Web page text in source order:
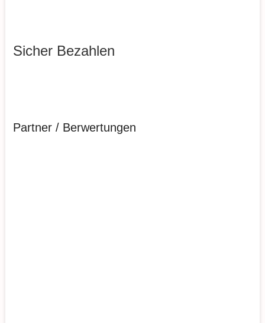
Sicher Bezahlen
Partner / Berwertungen